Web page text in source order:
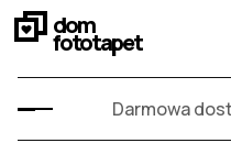
dom
fototapet
Darmowa